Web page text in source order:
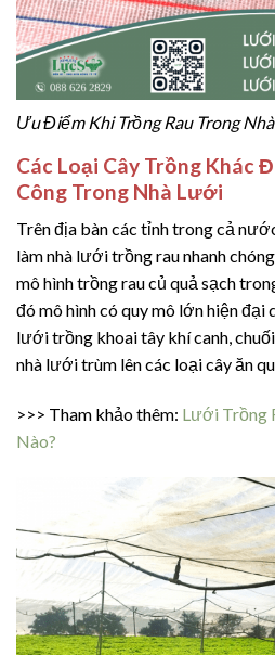
Ưu Điểm Khi Trồng Rau Trong
Các Loại Cây Trồng Khác
Công Trong Nhà Lưới
Trên địa bàn các tỉnh trong cả
làm nhà lưới trồng rau nhanh
mô hình trồng rau củ quả sạch
đó mô hình có quy mô lớn hiện đại
lưới trồng khoai tây khí canh,
nhà lưới trùm lên các loại cây ăn
>>> Tham khảo thêm: Lưới Trồng
Nào?